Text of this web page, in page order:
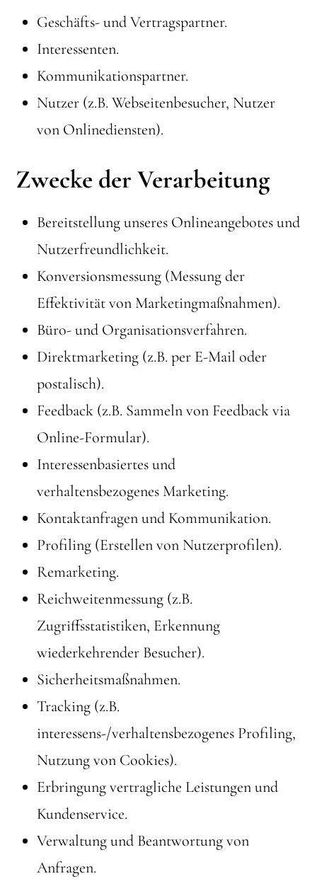
Geschäfts- und Vertragspartner.
Interessenten.
Kommunikationspartner.
Nutzer (z.B. Webseitenbesucher, Nutzer
von Onlinediensten).
Zwecke der Verarbeitung
Bereitstellung unseres Onlineangebotes und
Nutzerfreundlichkeit.
Konversionsmessung (Messung der
Effektivität von Marketingmaßnahmen).
Büro- und Organisationsverfahren.
Direktmarketing (z.B. per E-Mail oder
postalisch).
Feedback (z.B. Sammeln von Feedback via
Online-Formular).
Interessenbasiertes und
verhaltensbezogenes Marketing.
Kontaktanfragen und Kommunikation.
Profiling (Erstellen von Nutzerprofilen).
Remarketing.
Reichweitenmessung (z.B.
Zugriffsstatistiken, Erkennung
wiederkehrender Besucher).
Sicherheitsmaßnahmen.
Tracking (z.B.
interessens-/verhaltensbezogenes Profiling,
Nutzung von Cookies).
Erbringung vertragliche Leistungen und
Kundenservice.
Verwaltung und Beantwortung von
Anfragen.